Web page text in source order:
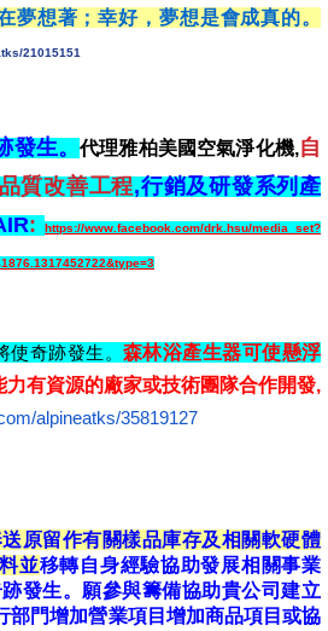
夢想著；幸好，夢想是會成真的。
21015151
發生。代理雅柏美國空氣淨化機,自
質改善工程,行銷及研發系列產
: https://www.facebook.com/drk.hsu/media_set?
使奇跡發生。森林浴產生器可使懸浮
力有資源的廠家或技術團隊合作開發,
alpineatks/35819127
原留作有關樣品庫存及相關軟硬體
並移轉自身經驗協助發展相關事業
發生。願參與籌備協助貴公司建立
部門增加營業項目增加商品項目或協